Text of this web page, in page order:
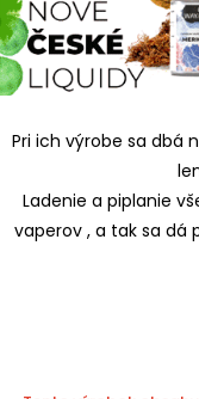
Pri ich výrobe sa dbá
Ladenie a piplanie
vaperov , a tak sa dá